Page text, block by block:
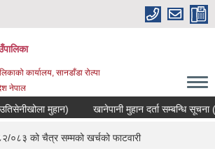
कार्यालय, सानडाँडा रोल्पा
नेपाल
मुहान)
०८३ को चैत्र सम्मको खर्चको फाटवारी